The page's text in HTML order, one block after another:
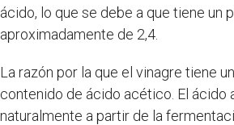
ácido, lo que se debe a que tiene un
aproximadamente de 2,4.
La razón por la que el vinagre tiene
contenido de ácido acético. El ácido
naturalmente a partir de la